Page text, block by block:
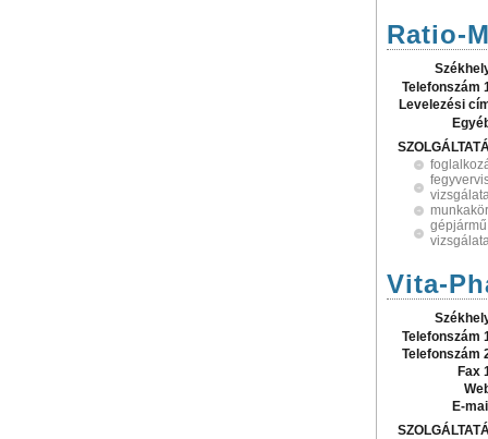
Ratio-
Telefonszám
Levelezési
Vita-
Telefonszám
Telefonszám
Fax
E-